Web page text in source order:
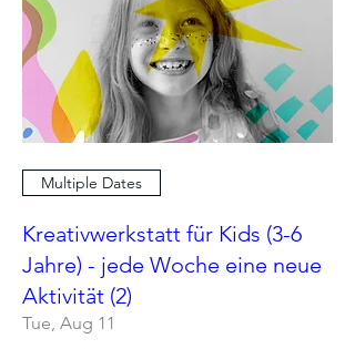
Multiple Dates
Kreativwerkstatt für Kids (3-6
Jahre) - jede Woche eine neue
Aktivität (2)
Tue, Aug 11